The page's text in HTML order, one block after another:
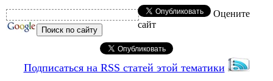
Оцените
сайт
Подписаться на RSS статей этой тематики